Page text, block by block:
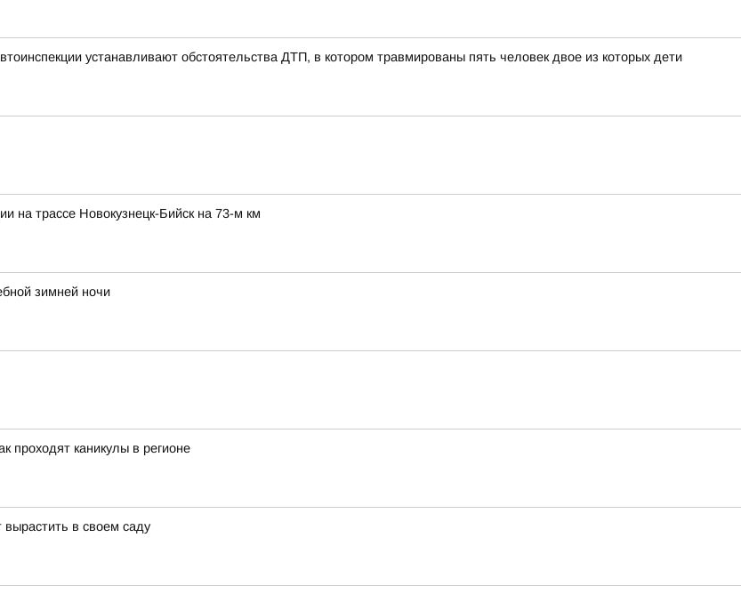
устанавливают обстоятельства ДТП, в котором травмированы пять человек двое из которых дети
на трассе Новокузнецк-Бийск на 73-м км
зимней ночи
проходят каникулы в регионе
в своем саду